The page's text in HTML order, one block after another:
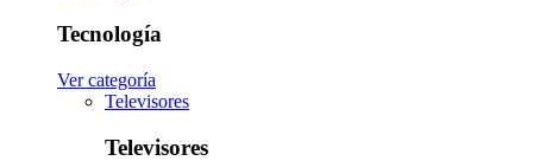
Tecnología
Ver categoría
Televisores
Televisores